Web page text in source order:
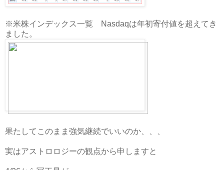
※米株インデックス一覧 Nasdaqは年初寄付値を超えてき
ました。
果たしてこのまま強気継続でいいのか、、、
実はアストロロジーの観点から申しますと